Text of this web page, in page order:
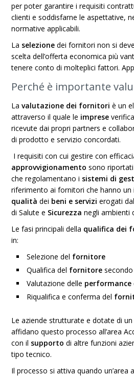
per poter garantire i requisiti
clienti e soddisfarne le aspettative,
normative applicabili.
La selezione dei fornitori non si
scelta dell’offerta economica più
tenere conto di molteplici fattori.
Perché è importante
Lavalutazione dei fornitoriè un
attraverso il quale le imprese
ricevute dai propri partners e
di prodotto e servizio concordati.
I requisiti con cui gestire con
approvvigionamento sono
che regolamentano i sistemi di
riferimento ai fornitori che hanno
qualità dei beni e servizi erogati
di Salute e Sicurezza negli ambienti
Le fasi principali della qualifica dei
in:
Selezione del fornitore
Qualifica del fornitore
Valutazione delle performance
Riqualifica e conferma del
Le aziende strutturate e dotate di un
affidano questo processo all’area
con il supporto di altre funzioni
tipo tecnico.
Il processo si attiva quando un’area